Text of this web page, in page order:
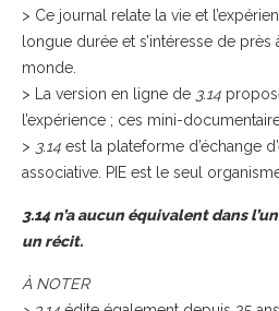
> Ce journal relate la vie et
longue durée et s’intéresse de
monde.
> La version en ligne de 3.14
l’expérience ; ces mini-
> 3.14 est la plateforme d’échange
associative. PIE est le seul
3.14 n’a aucun équivalent dans
un récit.
À NOTER